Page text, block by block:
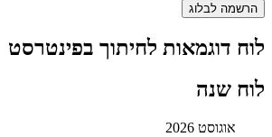
לוח דוגמאות לחיתוך בפינטרסט
לוח שנה
אוגוסט 2026